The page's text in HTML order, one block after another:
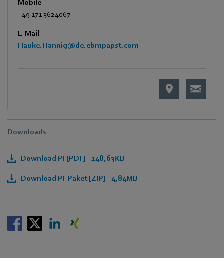
Mobile
+49 171 3624067
E-Mail
Hauke.Hannig@de.ebmpapst.com
Downloads
Download PI [PDF] - 148,63KB
Download PI-Paket [ZIP] - 4,84MB